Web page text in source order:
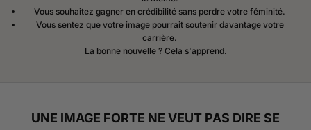
Vous souhaitez gagner en crédibilité sans perdre votre féminité.
Vous sentez que votre image pourrait soutenir davantage votre
carrière.
La bonne nouvelle ? Cela s'apprend.
UNE IMAGE FORTE NE VEUT PAS DIRE SE